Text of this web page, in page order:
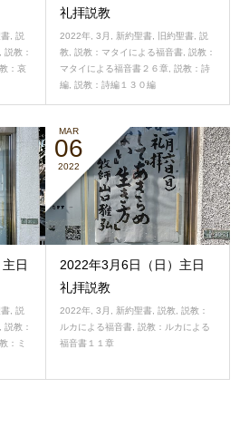
書, 説
, 説教：
：哀
礼拝説教
2022年, 3月 , 新約聖書, 旧約聖書, 説
教, 説教：マタイによる福音書, 説教：
マタイによる福音書２６章, 説教：詩
編, 説教：詩編１３０編
日
書 説
説教：
：ミ
MAR
06
2022
2022年3月6日（日）主日
礼拝説教
2022年 3月 新約聖書 説教 説教：
ルカによる福音書 説教：ルカによる
福音書１１章